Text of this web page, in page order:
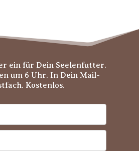
ein für Dein Seelenfutter.
um 6 Uhr. In Dein Mail-
Kostenlos.